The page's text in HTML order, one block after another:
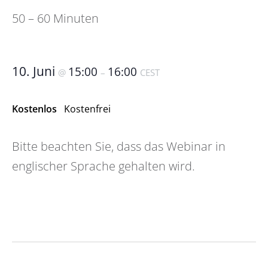
50 – 60 Minuten
10. Juni @ 15:00 – 16:00 CEST
Kostenlos Kostenfrei
Bitte beachten Sie, dass das Webinar in
englischer Sprache gehalten wird.